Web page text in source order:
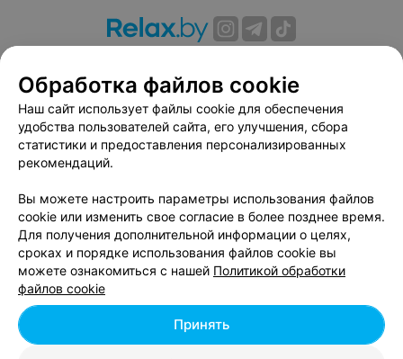
Вакансии
Публичный договор
Способы оплаты
Публичный договор по использованию сервиса
«Афиша»
Пользовательское соглашение
Связаться по вопросам сотрудничества
Написать руководителю relax.by
Персональные настройки cookie
Обработка персональных данных
© 2026 ООО «Артокс Лаб», УНП 191700409, регистрирующий орган -
Обработка файлов cookie
Наш сайт использует файлы cookie для обеспечения
удобства пользователей сайта, его улучшения, сбора
статистики и предоставления персонализированных
рекомендаций.
Вы можете настроить параметры использования файлов
cookie или изменить свое согласие в более позднее время.
Для получения дополнительной информации о целях,
сроках и порядке использования файлов cookie вы
можете ознакомиться с нашей Политикой обработки
файлов cookie
Принять